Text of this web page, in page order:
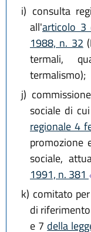
i) consulta
all'articolo 3
1988, n. 32
termali,
termalismo);
j)
sociale di
regionale 4
promozione
sociale,
1991, n. 381
k) comitato
di
e 7 della